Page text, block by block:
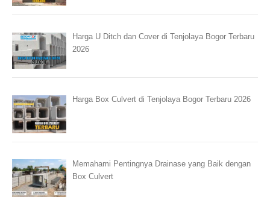
Harga U Ditch dan Cover di Tenjolaya Bogor Terbaru
2026
Harga Box Culvert di Tenjolaya Bogor Terbaru 2026
Memahami Pentingnya Drainase yang Baik dengan
Box Culvert